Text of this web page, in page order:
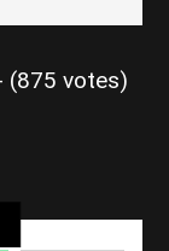
(875 votes)